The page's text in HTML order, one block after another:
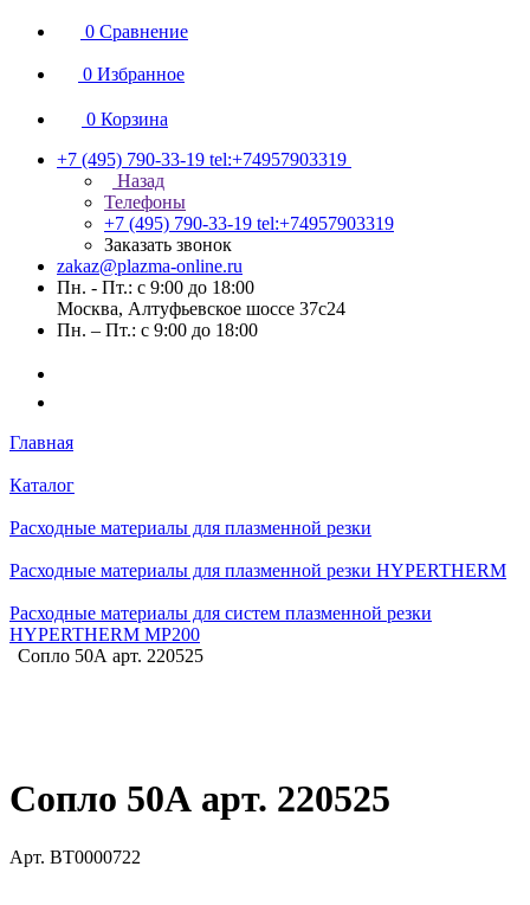
0 Сравнение
0 Избранное
0 Корзина
+7 (495) 790-33-19 tel:+74957903319
Назад
Телефоны
+7 (495) 790-33-19 tel:+74957903319
Заказать звонок
zakaz@plazma-online.ru
Пн. - Пт.: с 9:00 до 18:00
Москва, Алтуфьевское шоссе 37с24
Пн. – Пт.: с 9:00 до 18:00
Главная
Каталог
Расходные материалы для плазменной резки
Расходные материалы для плазменной резки HYPERTHERM
Расходные материалы для систем плазменной резки
HYPERTHERM MP200
Сопло 50А арт. 220525
Сопло 50А арт. 220525
Арт. BT0000722